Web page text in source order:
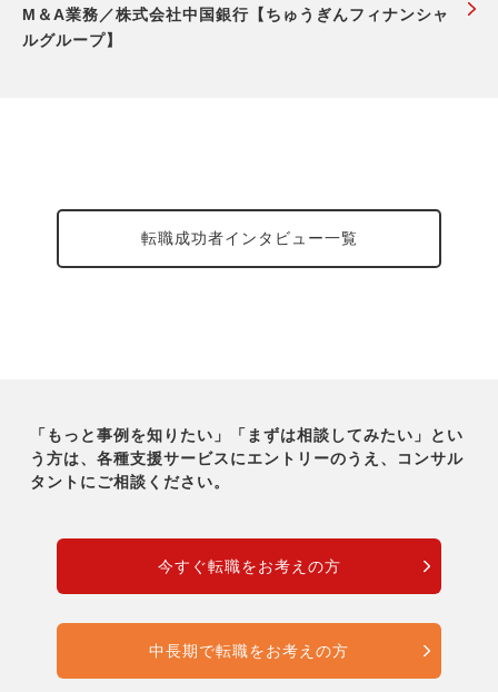
M＆A業務／株式会社中国銀行【ちゅうぎんフィナンシャ
ルグループ】
転職成功者インタビュー一覧
「もっと事例を知りたい」「まずは相談してみたい」とい
う方は、各種支援サービスにエントリーのうえ、コンサル
タントにご相談ください。
今すぐ転職をお考えの方
中長期で転職をお考えの方